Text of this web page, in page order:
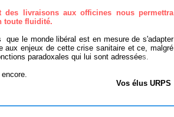
des livraisons aux officines nous permettra
toute fluidité.
le monde libéral est en mesure de s'adapter
aux enjeux de cette crise sanitaire et ce, malgré
paradoxales qui lui sont adressées.
Vos élus URPS